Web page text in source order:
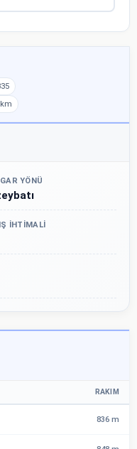
YÖNÜ
İHTIMALI
RAKIM
836 m